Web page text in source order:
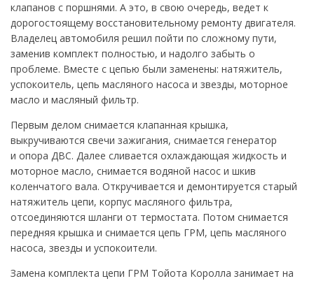
клапанов с поршнями. А это, в свою очередь, ведет к
дорогостоящему восстановительному ремонту двигателя.
Владелец автомобиля решил пойти по сложному пути,
заменив комплект полностью, и надолго забыть о
проблеме. Вместе с цепью были заменены: натяжитель,
успокоитель, цепь масляного насоса и звезды, моторное
масло и масляный фильтр.
Первым делом снимается клапанная крышка,
выкручиваются свечи зажигания, снимается генератор
и опора ДВС. Далее сливается охлаждающая жидкость и
моторное масло, снимается водяной насос и шкив
коленчатого вала. Откручивается и демонтируется старый
натяжитель цепи, корпус масляного фильтра,
отсоединяются шланги от термостата. Потом снимается
передняя крышка и снимается цепь ГРМ, цепь масляного
насоса, звезды и успокоители.
Замена комплекта цепи ГРМ Тойота Королла занимает на